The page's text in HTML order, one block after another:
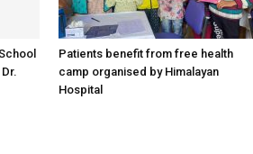
Patients benefit from free health
camp organised by Himalayan
Hospital